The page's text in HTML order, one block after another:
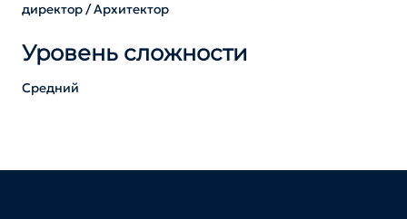
директор / Архитектор
Уровень сложности
Средний